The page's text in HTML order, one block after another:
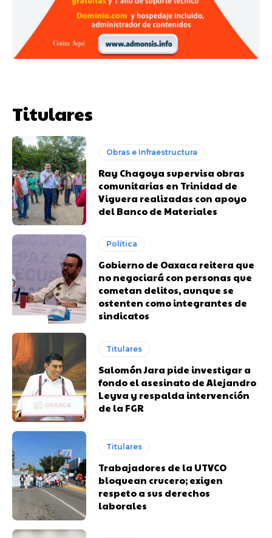
Titulares
Obras e Infraestructura
Ray Chagoya supervisa obras
comunitarias en Trinidad de
Viguera realizadas con apoyo
del Banco de Materiales
Política
Gobierno de Oaxaca reitera que
no negociará con personas que
cometan delitos, aunque se
ostenten como integrantes de
sindicatos
Titulares
Salomón Jara pide investigar a
fondo el asesinato de Alejandro
Leyva y respalda intervención
de la FGR
Titulares
Trabajadores de la UTVCO
bloquean crucero; exigen
respeto a sus derechos
laborales